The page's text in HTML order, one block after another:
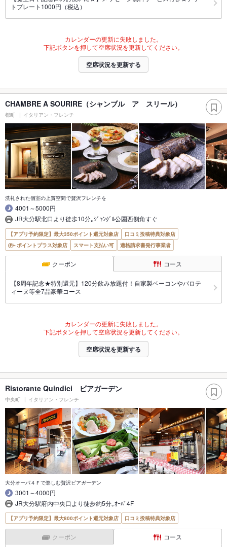
トプレート1000円（税込）
カレンダーの更新に失敗しました。
下記ボタンを押して空席状況を更新してください。
空席状況を更新する
CHAMBRE A SOURIRE（シャンブル ア スリール）
都町 イタリアン・フレンチ
洗礼された個室の上質空間で贅沢フレンチを
4001～5000円
JR大分駅北口より徒歩10分｡ｼﾞｬﾝｸﾞﾙ公園西側角すぐ
【アプリ予約限定】最大350ポイント還元対象店
口コミ投稿特典対象店
ポイントプラス対象店
スマート支払い可 適格請求書発行事業者
クーポン コース
【8周年記念★特別還元】120分飲み放題付！自家製ベーコンやバロテ
ィーヌ等全7品豪華コース
カレンダーの更新に失敗しました。
下記ボタンを押して空席状況を更新してください。
空席状況を更新する
Ristorante Quindici ビアガーデン
中央町 イタリアン・フレンチ
大分オーパ４Ｆで楽しむ贅沢ビアガーデン
3001～4000円
JR大分駅府内中央口より徒歩約5分｡ｵｰﾊﾟ4F
【アプリ予約限定】最大800ポイント還元対象店 口コミ投稿特典対象店
クーポン コース